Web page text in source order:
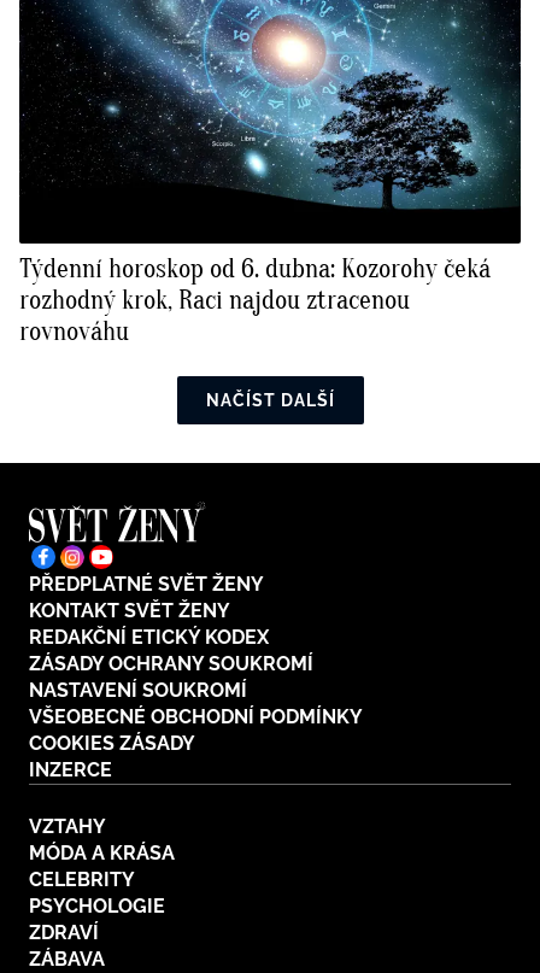
Týdenní horoskop od 6. dubna: Kozorohy čeká
rozhodný krok, Raci najdou ztracenou
rovnováhu
NAČÍST DALŠÍ
PŘEDPLATNÉ SVĚT ŽENY
KONTAKT SVĚT ŽENY
REDAKČNÍ ETICKÝ KODEX
ZÁSADY OCHRANY SOUKROMÍ
NASTAVENÍ SOUKROMÍ
VŠEOBECNÉ OBCHODNÍ PODMÍNKY
COOKIES ZÁSADY
INZERCE
VZTAHY
MÓDA A KRÁSA
CELEBRITY
PSYCHOLOGIE
ZDRAVÍ
ZÁBAVA